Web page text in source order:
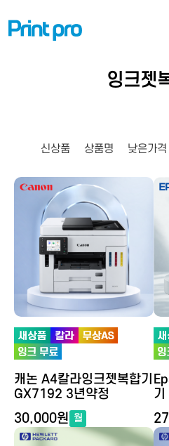
잉크젯
신상품 상품명 낮은가격
캐논 A4칼라잉크젯복합기
GX7192 3년약정
30,000원 월